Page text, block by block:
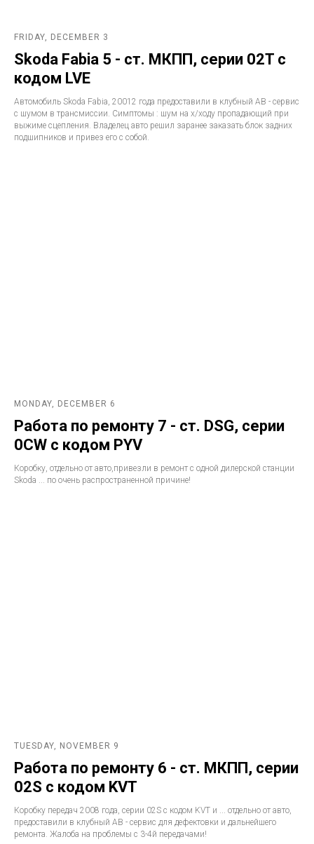
FRIDAY, DECEMBER 3
Skoda Fabia 5 - ст. МКПП, серии 02T с
кодом LVE
Автомобиль Skoda Fabia, 20012 года предоставили в клубный АВ - сервис
с шумом в трансмиссии. Симптомы : шум на х/ходу пропадающий при
выжиме сцепления. Владелец авто решил заранее заказать блок задних
подшипников и привез его с собой.
MONDAY, DECEMBER 6
Работа по ремонту 7 - ст. DSG, серии
0CW с кодом PYV
Коробку, отдельно от авто,привезли в ремонт с одной дилерской станции
Skoda ... по очень распространенной причине!
TUESDAY, NOVEMBER 9
Работа по ремонту 6 - ст. МКПП, серии
02S с кодом KVT
Коробку передач 2008 года, серии 02S с кодом KVT и ... отдельно от авто,
предоставили в клубный АВ - сервис для дефектовки и дальнейшего
ремонта. Жалоба на проблемы с 3-4й передачами!